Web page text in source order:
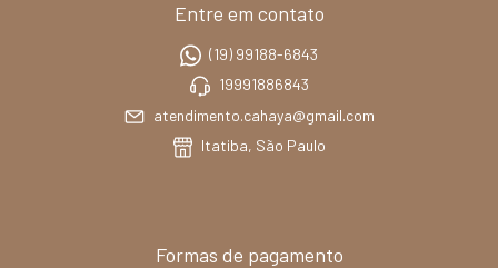
Entre em contato
(19) 99188-6843
19991886843
atendimento.cahaya@gmail.com
Itatiba, São Paulo
Formas de pagamento